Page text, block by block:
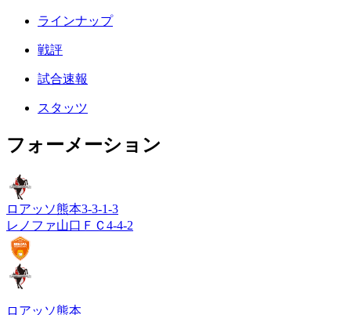
ラインナップ
戦評
試合速報
スタッツ
フォーメーション
ロアッソ熊本3-3-1-3
レノファ山口ＦＣ 4-4-2
ロアッソ熊本